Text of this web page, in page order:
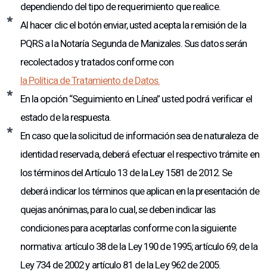
dependiendo del tipo de requerimiento que realice.
Al hacer clic el botón enviar, usted acepta la remisión de la
PQRS a la Notaría Segunda de Manizales. Sus datos serán
recolectados y tratados conforme con
la Política de Tratamiento de Datos.
En la opción “Seguimiento en Línea” usted podrá verificar el
estado de la respuesta.
En caso que la solicitud de información sea de naturaleza de
identidad reservada, deberá efectuar el respectivo trámite en
los términos del Artículo 13 de la Ley 1581 de 2012. Se
deberá indicar los términos que aplican en la presentación de
quejas anónimas, para lo cual, se deben indicar las
condiciones para aceptarlas conforme con la siguiente
normativa: artículo 38 de la Ley 190 de 1995; artículo 69; de la
Ley 734 de 2002 y artículo 81 de la Ley 962 de 2005.